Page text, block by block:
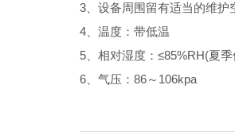
3、设备周围留有适当的维护
4、温度：带低温
5、相对湿度：≤85%RH(夏
6、气压：86～106kpa